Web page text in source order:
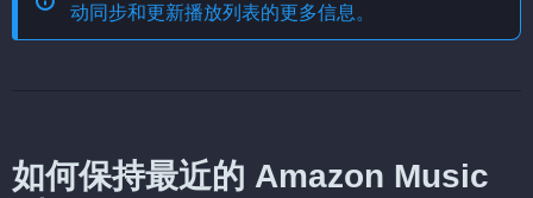
动同步和更新播放列表的更多信息。
如何保持最近的 Amazon Music